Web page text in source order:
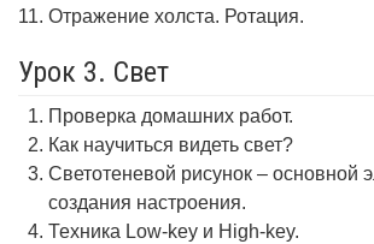
Отражение холста. Ротация.
Урок 3. Свет
Проверка домашних работ.
Как научиться видеть свет?
Светотеневой рисунок – основной
создания настроения.
Техника Low-key и High-key.